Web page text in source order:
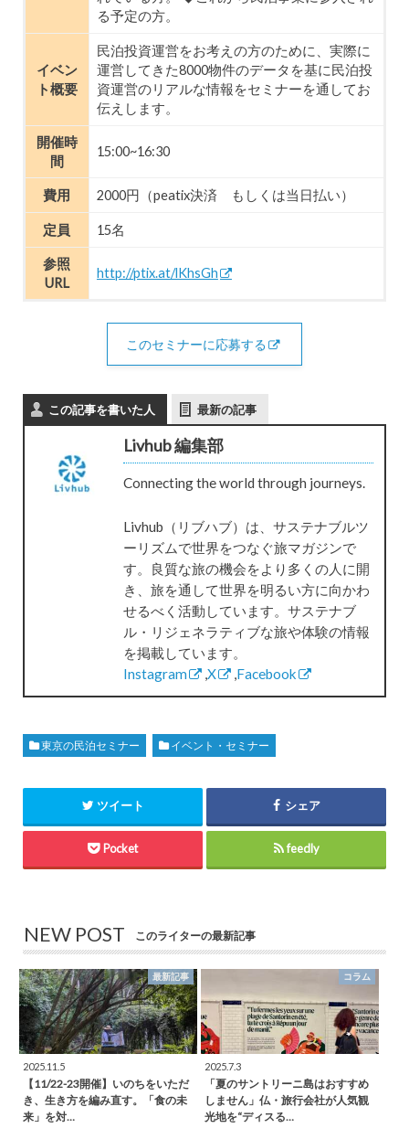
る予定の方。
イベン
ト概要
民泊投資運営をお考えの方のために、実際に
運営してきた8000物件のデータを基に民泊投
資運営のリアルな情報をセミナーを通してお
伝えします。
開催時
間
15:00~16:30
費用 2000円（peatix決済 もしくは当日払い）
定員 15名
参照
URL
http://ptix.at/lKhsGh
このセミナーに応募する
この記事を書いた人 最新の記事
Livhub 編集部
Connecting the world through journeys.
Livhub（リブハブ）は、サステナブルツ
ーリズムで世界をつなぐ旅マガジンで
す。良質な旅の機会をより多くの人に開
き、旅を通して世界を明るい方に向かわ
せるべく活動しています。サステナブ
ル・リジェネラティブな旅や体験の情報
を掲載しています。
Instagram
X Facebook
東京の民泊セミナー イベント・セミナー
ツイート シェア
Pocket feedly
NEW POST このライターの最新記事
最新記事
2025.11.5
【11/22-23開催】いのちをいただ
き、生き方を編み直す。「食の未
来」を対…
コラム
2025.7.3
「夏のサントリーニ島はおすすめ
しません」仏・旅行会社が人気観
光地を“ディスる…